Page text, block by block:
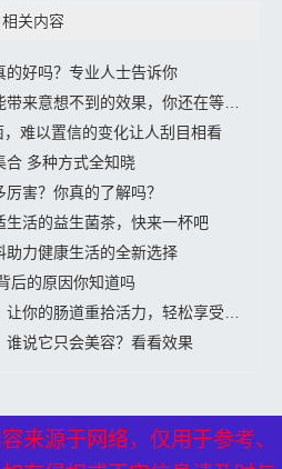
相关内容
好吗？专业人士告诉你
意想不到的效果，你还在等什么？
难以置信的变化让人刮目相看
合 多种方式全知晓
害？你真的了解吗？
活的益生菌茶，快来一杯吧
力健康生活的全新选择
后的原因你知道吗
的肠道重拾活力，轻松享受美好生活”
谁说它只会美容？看看效果
来源于网络，仅用于参考、
来源于网络，仅用于参考、